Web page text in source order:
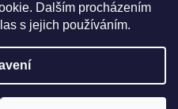
Dalším procházením
s jejich používáním.
Bruntál